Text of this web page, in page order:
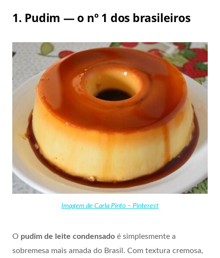
1. Pudim — o nº 1 dos brasileiros
Imagem de Carla Pinto – Pinterest
O pudim de leite condensado é simplesmente a
sobremesa mais amada do Brasil. Com textura cremosa,